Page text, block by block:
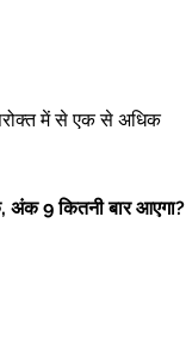
में से एक से अधिक
9 कितनी बार आएगा?